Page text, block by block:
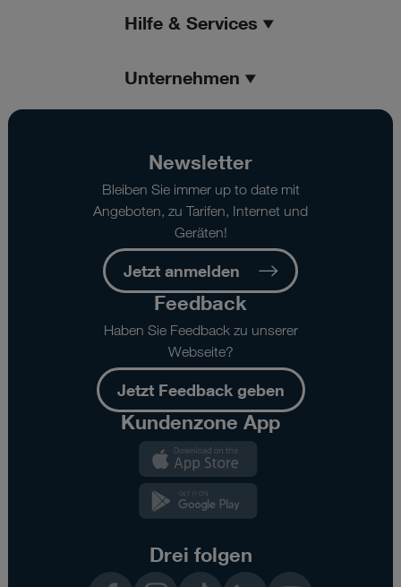
Hilfe & Services
Unternehmen
Newsletter
Bleiben Sie immer up to date mit
Angeboten, zu Tarifen, Internet und
Geräten!
Jetzt anmelden
Feedback
Haben Sie Feedback zu unserer
Webseite?
Jetzt Feedback geben
Kundenzone App
Drei folgen
InstagramTikTok LinkedInYouTube